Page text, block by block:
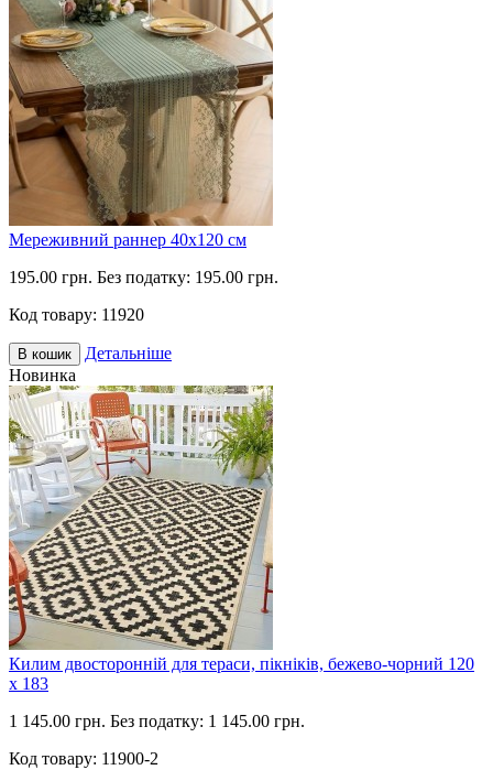
Мереживний раннер 40х120 см
195.00 грн. Без податку: 195.00 грн.
Код товару: 11920
В кошик
Детальніше
Новинка
Килим двосторонній для тераси, пікніків, бежево-чорний 120
х 183
1 145.00 грн. Без податку: 1 145.00 грн.
Код товару: 11900-2